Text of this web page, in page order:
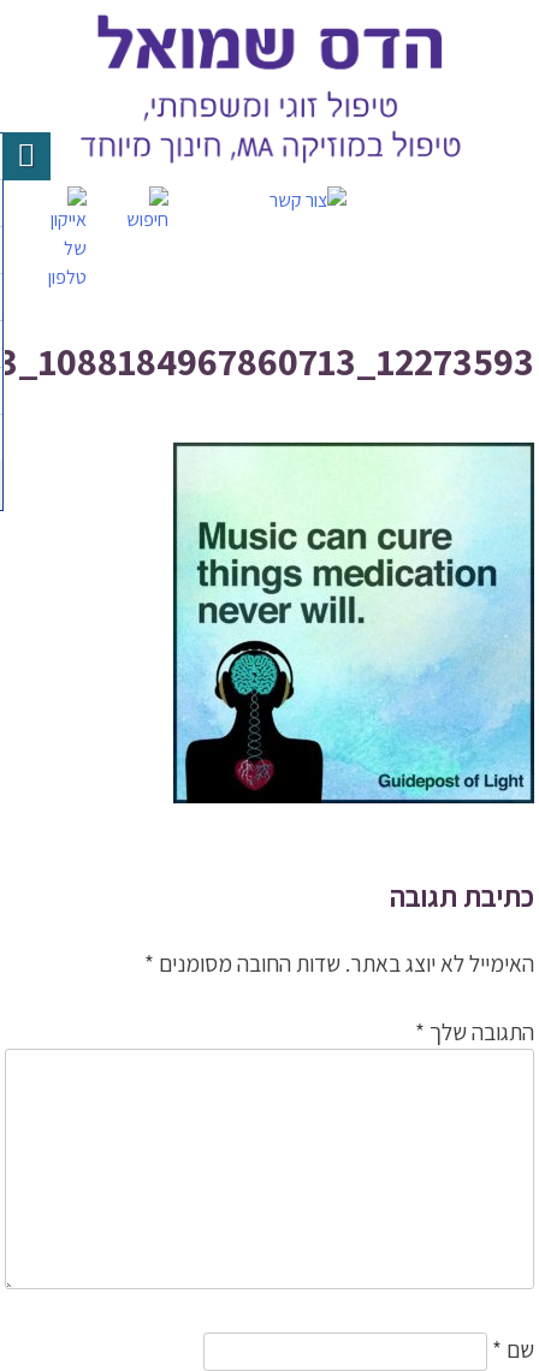
12273593_1088184967860713_1004019579901404513_o
כתיבת תגובה
האימייל לא יוצג באתר. שדות החובה מסומנים *
התגובה שלך *
שם *